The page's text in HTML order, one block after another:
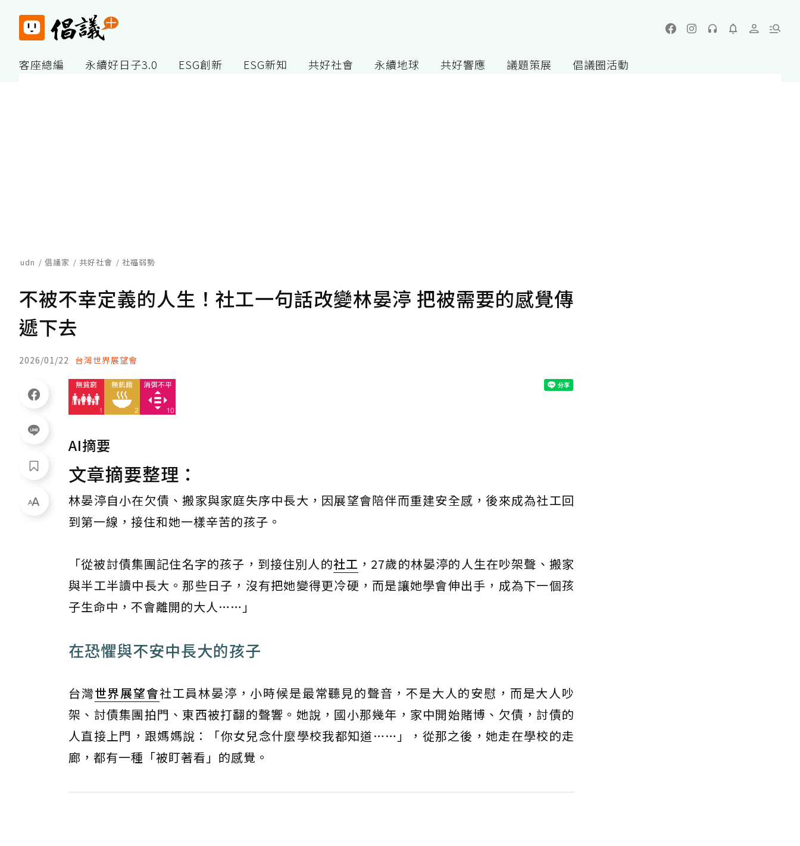
客座總編 永續好日子3.0 ESG創新 ESG新知 共好社會 永續地球 共好響應 議題策展 倡議圈活動
udn 倡議家 共好社會 社福弱勢
不被不幸定義的人生！社工一句話改變林晏渟 把被需要的感覺傳
遞下去
2026/01/22 台灣世界展望會
AI摘要
文章摘要整理：
林晏渟自小在欠債、搬家與家庭失序中長大，因展望會陪伴而重建安全感，後來成為社工回
到第一線，接住和她一樣辛苦的孩子。
「從被討債集團記住名字的孩子，到接住別人的社工 ，27歲的林晏渟的人生在吵架聲、搬家
與半工半讀中長大。那些日子，沒有把她變得更冷硬，而是讓她學會伸出手，成為下一個孩
子生命中，不會離開的大人……」
在恐懼與不安中長大的孩子
台灣世界展望會社工員林晏渟，小時候是最常聽見的聲音，不是大人的安慰，而是大人吵
架、討債集團拍門、東西被打翻的聲響。她說，國小那幾年，家中開始賭博、欠債，討債的
人直接上門，跟媽媽說：「你女兒念什麼學校我都知道……」，從那之後，她走在學校的走
廊，都有一種「被盯著看」的感覺。